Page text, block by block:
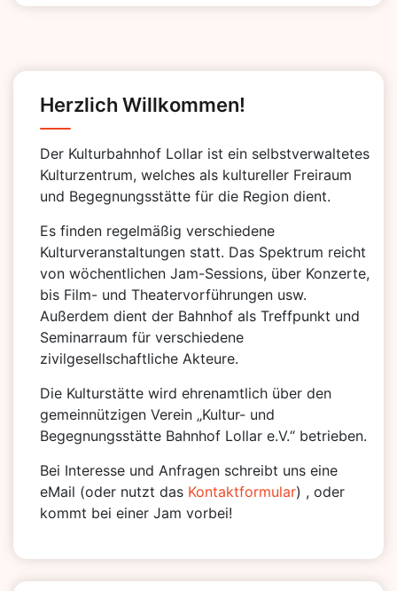
Herzlich Willkommen!
Der Kulturbahnhof Lollar ist ein selbstverwaltetes
Kulturzentrum, welches als kultureller Freiraum
und Begegnungsstätte für die Region dient.
Es finden regelmäßig verschiedene
Kulturveranstaltungen statt. Das Spektrum reicht
von wöchentlichen Jam-Sessions, über Konzerte,
bis Film- und Theatervorführungen usw.
Außerdem dient der Bahnhof als Treffpunkt und
Seminarraum für verschiedene
zivilgesellschaftliche Akteure.
Die Kulturstätte wird ehrenamtlich über den
gemeinnützigen Verein „Kultur- und
Begegnungsstätte Bahnhof Lollar e.V.“ betrieben.
Bei Interesse und Anfragen schreibt uns eine
eMail (oder nutzt das Kontaktformular) , oder
kommt bei einer Jam vorbei!